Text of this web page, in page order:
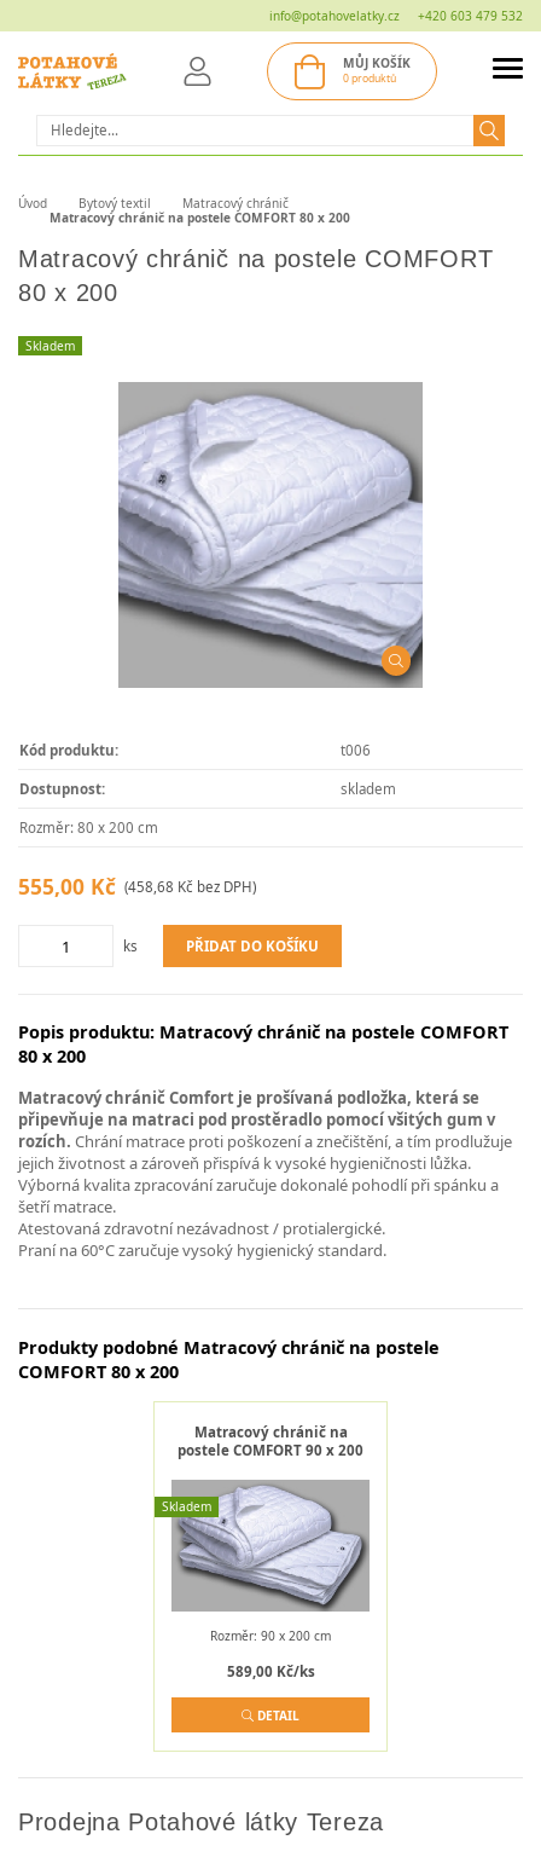
info@potahovelatky.cz +420 603 479 532
Hledat
MŮJ KOŠÍK
0 produktů
Úvod Bytový textil
Matracový chránič
Matracový chránič na postele COMFORT 80 x 200
Matracový chránič na postele COMFORT
80 x 200
Skladem
Kód produktu: t006
Dostupnost: skladem
Rozměr: 80 x 200 cm
555,00 Kč (458,68 Kč bez DPH)
ks PŘIDAT DO KOŠÍKU
Popis produktu: Matracový chránič na postele COMFORT
80 x 200
Matracový chránič Comfort je prošívaná podložka, která se
připevňuje na matraci pod prostěradlo pomocí všitých gum v
rozích. Chrání matrace proti poškození a znečištění, a tím prodlužuje
jejich životnost a zároveň přispívá k vysoké hygieničnosti lůžka.
Výborná kvalita zpracování zaručuje dokonalé pohodlí při spánku a
šetří matrace.
Atestovaná zdravotní nezávadnost / protialergické.
Praní na 60°C zaručuje vysoký hygienický standard.
Produkty podobné Matracový chránič na postele
COMFORT 80 x 200
Matracový chránič na
postele COMFORT 90 x 200
Skladem
Rozměr: 90 x 200 cm
589,00 Kč/ks
DETAIL
Prodejna Potahové látky Tereza